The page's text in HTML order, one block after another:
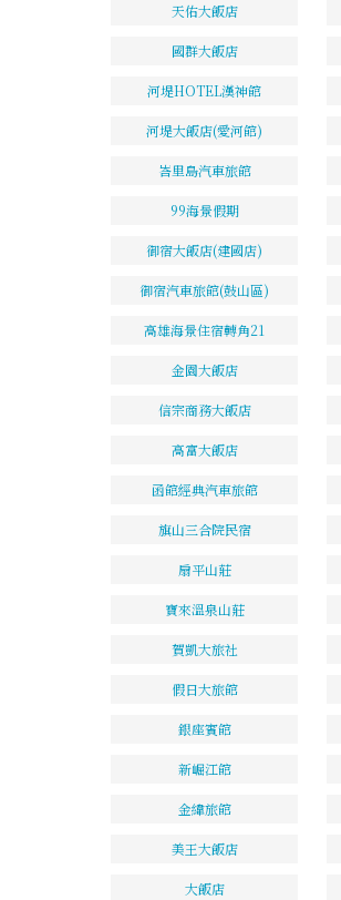
天佑大飯店
國群大飯店
河堤HOTEL漢神館
河堤大飯店(愛河館)
峇里島汽車旅館
99海景假期
御宿大飯店(建國店)
御宿汽車旅館(鼓山區)
高雄海景住宿轉角21
金園大飯店
信宗商務大飯店
高富大飯店
函館經典汽車旅館
旗山三合院民宿
扇平山莊
寶來溫泉山莊
賀凱大旅社
假日大旅館
銀座賓館
新崛江館
金緯旅館
美王大飯店
大飯店